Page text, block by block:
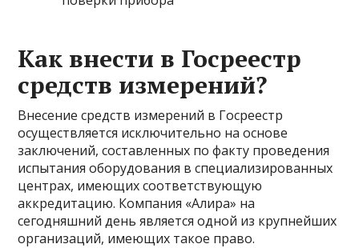
Как внести в Госреестр
средств измерений?
Внесение средств измерений в Госреестр
осуществляется исключительно на основе
заключений, составленных по факту проведения
испытания оборудования в специализированных
центрах, имеющих соответствующую
аккредитацию. Компания «Алира» на
сегодняшний день является одной из крупнейших
организаций, имеющих такое право.